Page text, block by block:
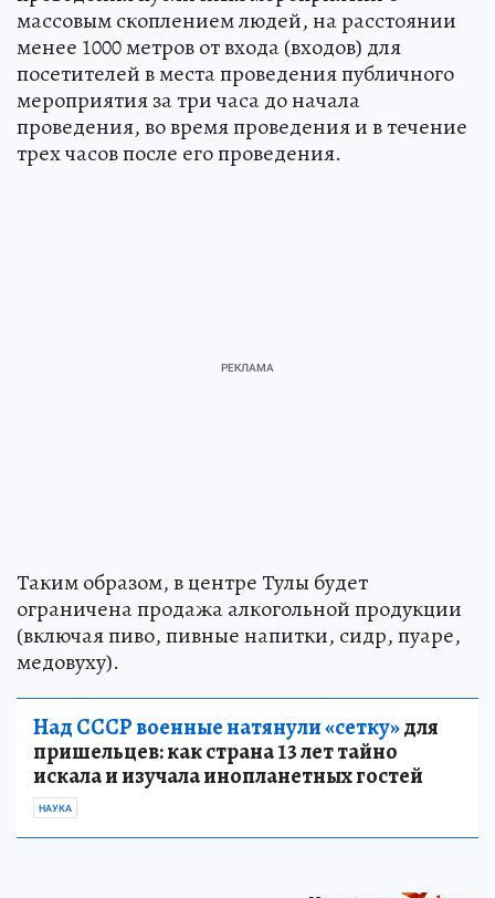
массовым скоплением людей, на расстоянии
менее 1000 метров от входа (входов) для
посетителей в места проведения публичного
мероприятия за три часа до начала
проведения, во время проведения и в течение
трех часов после его проведения.
Таким образом, в центре Тулы будет
ограничена продажа алкогольной продукции
(включая пиво, пивные напитки, сидр, пуаре,
медовуху).
Над СССР военные натянули «сетку»для
пришельцев: как страна 13 лет тайно
искала и изучала инопланетных гостей
НАУКА